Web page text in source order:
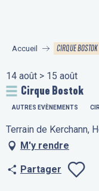
principal
Accueil CIRQUE BOSTOK
14 août > 15 août
Cirque Bostok
AUTRES EVÈNEMENTS
Terrain de Kerchann,
M'y rendre
Partager